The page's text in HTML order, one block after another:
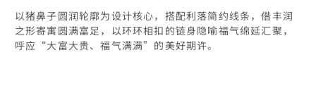
以猪鼻子圆润轮廓为设计核心，搭配利落简约线条，借丰润
之形寄寓圆满富足，以环环相扣的链身隐喻福气绵延汇聚，